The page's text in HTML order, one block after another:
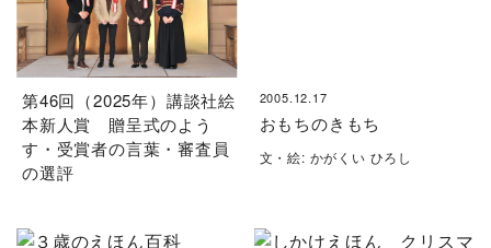
第46回（2025年）講談社絵
本新人賞 贈呈式のよう
す・受賞者の言葉・審査員
の選評
2005.12.17
おもちのきもち
文・絵: かがくい ひろし